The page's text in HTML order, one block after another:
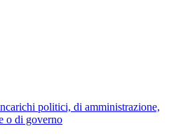
politici, di amministrazione,
o di governo